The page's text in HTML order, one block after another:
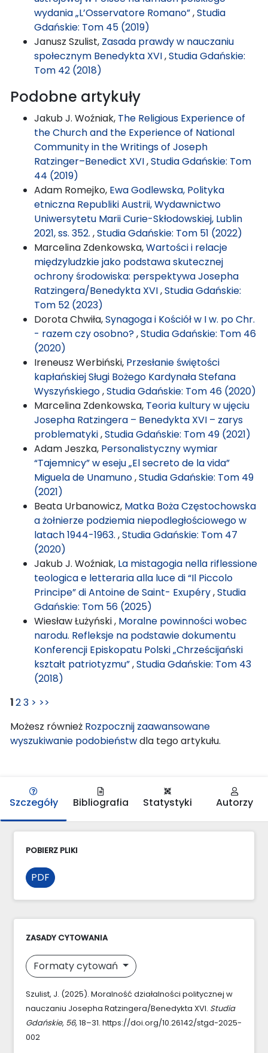
wydania „L’Osservatore Romano”,Studia
Gdańskie: Tom 45 (2019)
Janusz Szulist, Zasada prawdy w nauczaniu
społecznym Benedykta XVI,Studia Gdańskie:
Tom 42 (2018)
Podobne artykuły
Jakub J. Woźniak, The Religious Experience of
the Church and the Experience of National
Community in the Writings of Joseph
Ratzinger–Benedict XVI,Studia Gdańskie: Tom
44 (2019)
Adam Romejko, Ewa Godlewska, Polityka
etniczna Republiki Austrii, Wydawnictwo
Uniwersytetu Marii Curie-Skłodowskiej, Lublin
2021, ss. 352. ,Studia Gdańskie: Tom 51 (2022)
Marcelina Zdenkowska,Wartości i relacje
międzyludzkie jako podstawa skutecznej
ochrony środowiska: perspektywa Josepha
Ratzingera/Benedykta XVI,Studia Gdańskie:
Tom 52 (2023)
Dorota Chwiła,Synagoga i Kościół w I w. po Chr.
- razem czy osobno?,Studia Gdańskie: Tom 46
(2020)
Ireneusz Werbiński, Przesłanie świętości
kapłańskiej Sługi Bożego Kardynała Stefana
Wyszyńskiego,Studia Gdańskie: Tom 46 (2020)
Marcelina Zdenkowska, Teoria kultury w ujęciu
Josepha Ratzingera – Benedykta XVI – zarys
problematyki,Studia Gdańskie: Tom 49 (2021)
Adam Jeszka, Personalistyczny wymiar
“Tajemnicy” w eseju „El secreto de la vida”
Miguela de Unamuno,Studia Gdańskie: Tom 49
(2021)
Beata Urbanowicz, Matka Boża Częstochowska
a żołnierze podziemia niepodległościowego w
latach 1944-1963. ,Studia Gdańskie: Tom 47
(2020)
Jakub J. Woźniak, La mistagogia nella riflessione
teologica e letteraria alla luce di “Il Piccolo
Principe” di Antoine de Saint- Exupéry,Studia
Gdańskie: Tom 56 (2025)
Wiesław Łużyński , Moralne powinności wobec
narodu. Refleksje na podstawie dokumentu
Konferencji Episkopatu Polski „Chrześcijański
kształt patriotyzmu”,Studia Gdańskie: Tom 43
(2018)
123 > >>
Możesz również Rozpocznij zaawansowane
wyszukiwanie podobieństwdla tego artykułu.
Szczegóły Bibliografia Statystyki Autorzy
POBIERZ PLIKI
PDF
ZASADY CYTOWANIA
Formaty cytowań
Szulist, J. (2025). Moralność działalności politycznej w
nauczaniu Josepha Ratzingera/Benedykta XVI. Studia
Gdańskie, 56, 18–31. https://doi.org/10.26142/stgd-2025-
002